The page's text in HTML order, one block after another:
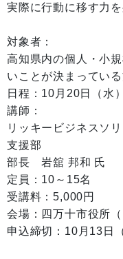
実際に行動に移す力
対象者：
高知県内の個人・小
いことが決まっている
日程：10月20日（水
講師：
リッキービジネスソ
支援部
部長 岩舘 邦和 氏
定員：10～15名
受講料：5,000円
会場：四万十市役所
申込締切：10月13日